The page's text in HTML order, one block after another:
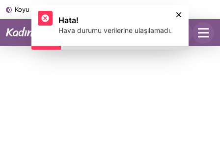
Koyu Mod
Hava durumu verilerine ulaşılamadı.